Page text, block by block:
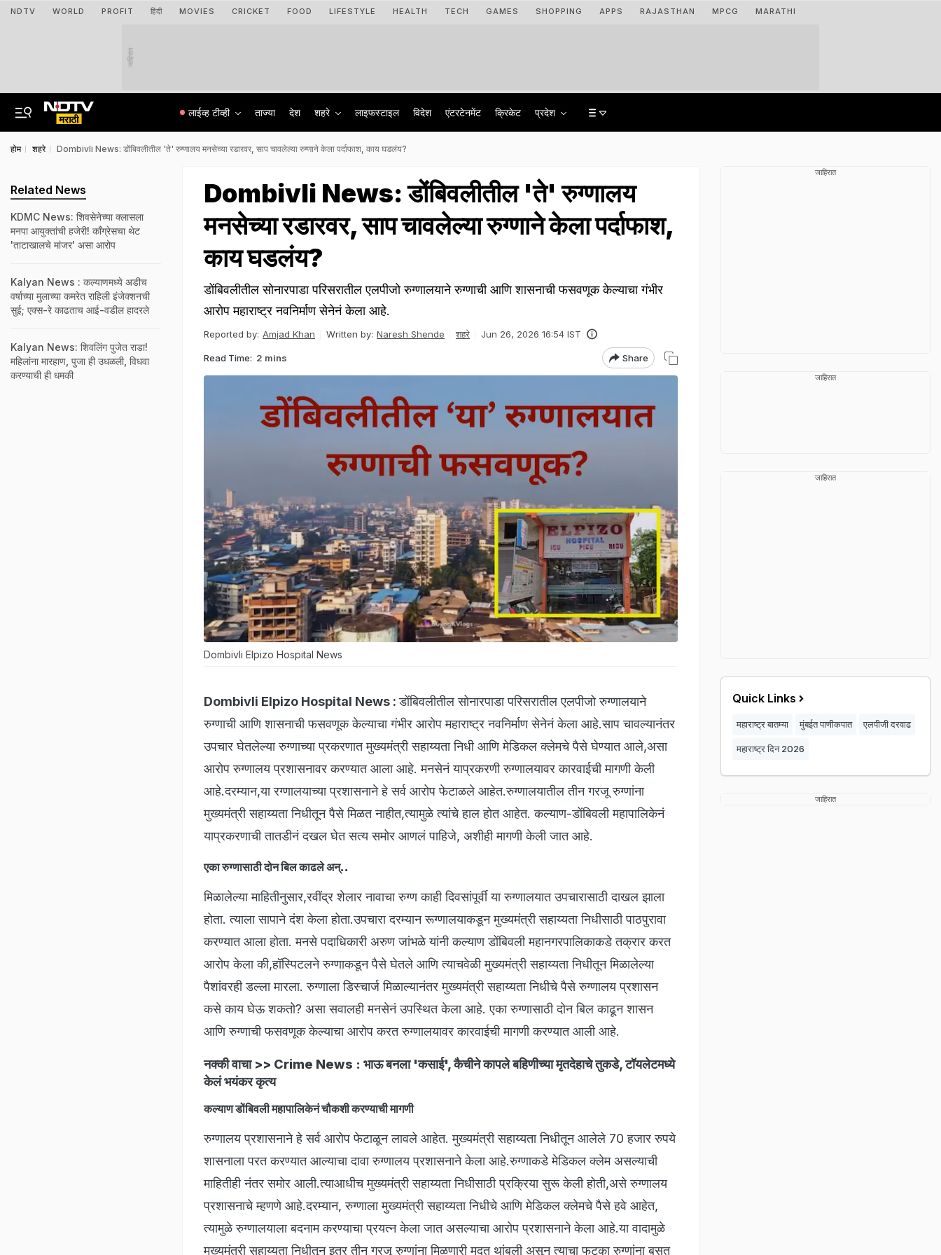
NDTV WORLD PROFIT हिंदी MOVIES CRICKET FOOD LIFESTYLE HEALTH TECH GAMES SHOPPING APPS RAJASTHAN MPCG MARATHI
जाहिरात
लाईव्ह टीव्ही ताज्या देश शहरे लाइफस्टाइल विदेश एंटरटेनमेंट क्रिकेट प्रदेश
होम शहरे Dombivli News: डोंबिवलीतील 'ते' रुग्णालय मनसेच्या रडारवर, साप चावलेल्या रुग्णाने केला पर्दाफाश, काय घडलंय?
Dombivli News: डोंबिवलीतील 'ते' रुग्णालय
मनसेच्या रडारवर, साप चावलेल्या रुग्णाने केला पर्दाफाश,
काय घडलंय?
डोंबिवलीतील सोनारपाडा परिसरातील एलपीजो रुग्णालयाने रुग्णाची आणि शासनाची फसवणूक केल्याचा गंभीर
आरोप महाराष्ट्र नवनिर्माण सेनेनं केला आहे.
Reported by: Amjad Khan Written by: Naresh Shende शहरे Jun 26, 2026 16:54 IST
Read Time: 2 mins Share
Dombivli Elpizo Hospital News
Dombivli Elpizo Hospital News :डोंबिवलीतील सोनारपाडा परिसरातील एलपीजो रुग्णालयाने
रुग्णाची आणि शासनाची फसवणूक केल्याचा गंभीर आरोप महाराष्ट्र नवनिर्माण सेनेनं केला आहे.साप चावल्यानंतर
उपचार घेतलेल्या रुग्णाच्या प्रकरणात मुख्यमंत्री सहाय्यता निधी आणि मेडिकल क्लेमचे पैसे घेण्यात आले,असा
आरोप रुग्णालय प्रशासनावर करण्यात आला आहे. मनसेनं याप्रकरणी रुग्णालयावर कारवाईची मागणी केली
आहे.दरम्यान,या रग्णालयाच्या प्रशासनाने हे सर्व आरोप फेटाळले आहेत.रुग्णालयातील तीन गरजू रुग्णांना
मुख्यमंत्री सहाय्यता निधीतून पैसे मिळत नाहीत,त्यामुळे त्यांचे हाल होत आहेत. कल्याण-डोंबिवली महापालिकेनं
याप्रकरणाची तातडीनं दखल घेत सत्य समोर आणलं पाहिजे, अशीही मागणी केली जात आहे.
एका रुग्णासाठी दोन बिल काढले अन्..
मिळालेल्या माहितीनुसार,रवींद्र शेलार नावाचा रुग्ण काही दिवसांपूर्वी या रुग्णालयात उपचारासाठी दाखल झाला
होता. त्याला सापाने दंश केला होता.उपचारा दरम्यान रूग्णालयाकडून मुख्यमंत्री सहाय्यता निधीसाठी पाठपुरावा
करण्यात आला होता. मनसे पदाधिकारी अरुण जांभळे यांनी कल्याण डोंबिवली महानगरपालिकाकडे तक्रार करत
आरोप केला की,हॉस्पिटलने रुग्णाकडून पैसे घेतले आणि त्याचवेळी मुख्यमंत्री सहाय्यता निधीतून मिळालेल्या
पैशांवरही डल्ला मारला. रुग्णाला डिस्चार्ज मिळाल्यानंतर मुख्यमंत्री सहाय्यता निधीचे पैसे रुग्णालय प्रशासन
कसे काय घेऊ शकतो? असा सवालही मनसेनं उपस्थित केला आहे. एका रुग्णासाठी दोन बिल काढून शासन
आणि रुग्णाची फसवणूक केल्याचा आरोप करत रुग्णालयावर कारवाईची मागणी करण्यात आली आहे.
नक्की वाचा >> Crime News : भाऊ बनला 'कसाई', कैचीने कापले बहिणीच्या मृतदेहाचे तुकडे, टॉयलेटमध्ये
केलं भयंकर कृत्य
कल्याण डोंबिवली महापालिकेनं चौकशी करण्याची मागणी
रुग्णालय प्रशासनाने हे सर्व आरोप फेटाळून लावले आहेत. मुख्यमंत्री सहाय्यता निधीतून आलेले 70 हजार रुपये
शासनाला परत करण्यात आल्याचा दावा रुग्णालय प्रशासनाने केला आहे.रुग्णाकडे मेडिकल क्लेम असल्याची
माहितीही नंतर समोर आली.त्याआधीच मुख्यमंत्री सहाय्यता निधीसाठी प्रक्रिया सुरू केली होती,असे रुग्णालय
प्रशासनाचे म्हणणे आहे.दरम्यान, रुग्णाला मुख्यमंत्री सहाय्यता निधीचे आणि मेडिकल क्लेमचे पैसे हवे आहेत,
त्यामुळे रुग्णालयाला बदनाम करण्याचा प्रयत्न केला जात असल्याचा आरोप प्रशासनाने केला आहे.या वादामुळे
मुख्यमंत्री सहाय्यता निधीतून इतर तीन गरजू रुग्णांना मिळणारी मदत थांबली असून त्याचा फटका रुग्णांना बसत
Related News
KDMC News: शिवसेनेच्या क्लासला
मनपा आयुक्तांची हजेरी! काँग्रेसचा थेट
'ताटाखालचे मांजर' असा आरोप
Kalyan News : कल्याणमध्ये अडीच
वर्षाच्या मुलाच्या कमरेत राहिली इंजेक्शनची
सुई; एक्स-रे काढताच आई-वडील हादरले
Kalyan News: शिवलिंग पुजेत राडा!
महिलांना मारहाण, पुजा ही उधळली, विधवा
करण्याची ही धमकी
जाहिरात
जाहिरात
जाहिरात
Quick Links
महाराष्ट्र बातम्या मुंबईत पाणीकपात एलपीजी दरवाढ
महाराष्ट्र दिन 2026
जाहिरात